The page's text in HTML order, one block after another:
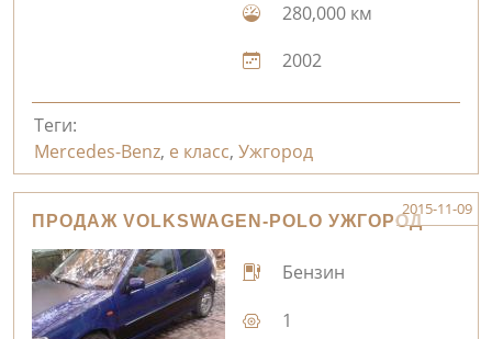
280,000 км
2002
Теги:
Mercedes-Benz, е класс, Ужгород
ПРОДАЖ VOLKSWAGEN-POLO УЖГОРОД
2015-11-09
Бензин
1